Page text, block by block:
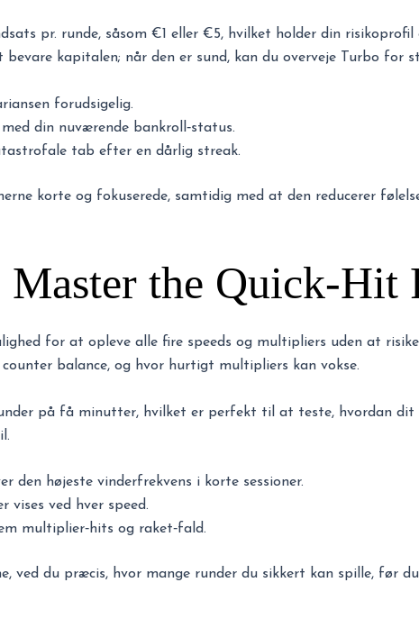
pr. runde, såsom €1 eller €5, hvilket holder din
kapitalen; når den er sund, kan du overveje Turbo for
forudsigelig.
din nuværende bankroll‑status.
tab efter en dårlig streak.
korte og fokuserede, samtidig med at den reducerer
the Quick‑Hit
for at opleve alle fire speeds og multipliers uden at
balance, og hvor hurtigt multipliers kan vokse.
på få minutter, hvilket er perfekt til at teste, hvordan dit
den højeste vinderfrekvens i korte sessioner.
vises ved hver speed.
multiplier‑hits og raket‑fald.
ved du præcis, hvor mange runder du sikkert kan spille, før